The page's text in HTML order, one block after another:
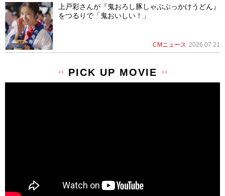
上戸彩さんが『鬼おろし豚しゃぶぶっかけうどん』
をつるりで「鬼おいしい！」
CMニュース 2026.07.21
PICK UP MOVIE